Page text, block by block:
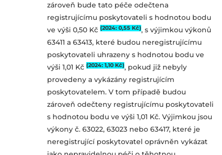
zároveň bude tato péče odečtena
registrujícímu poskytovateli s hodnotou bodu
ve výši 0,50 Kč (2024: 0,55 Kč), s výjimkou výkonů
63411 a 63413, které budou neregistrujícímu
poskytovateli uhrazeny s hodnotou bodu ve
výši 1,01 Kč (2024: 1,10 Kč), pokud již nebyly
provedeny a vykázány registrujícím
poskytovatelem. V tom případě budou
zároveň odečteny registrujícímu poskytovateli
s hodnotou bodu ve výši 1,01 Kč. Výjimkou jsou
výkony č. 63022, 63023 nebo 63417, které je
neregistrující poskytovatel oprávněn vykázat